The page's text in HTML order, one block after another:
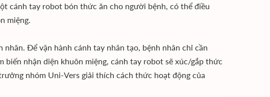
cánh tay robot bón thức ăn cho người bệnh, có thể điều
miệng.
Để vận hành cánh tay nhân tạo, bệnh nhân chỉ cần
biến nhận diện khuôn miệng, cánh tay robot sẽ xúc/gắp thức
nhóm Uni-Vers giải thích cách thức hoạt động của